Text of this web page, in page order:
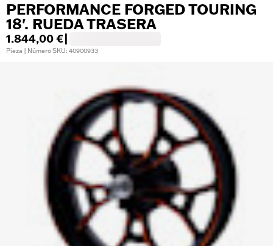
PERFORMANCE FORGED TOURING
18'. RUEDA TRASERA
1.844,00 €
Pieza | Número SKU: 40900933